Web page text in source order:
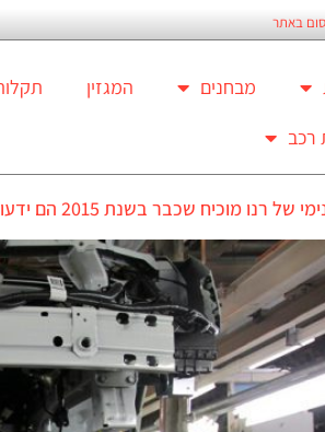
באתר
מבחנים המגזין
רכב
2015 הם ידעו שמנוע ה-1.2 ליטר שלהם דפוק